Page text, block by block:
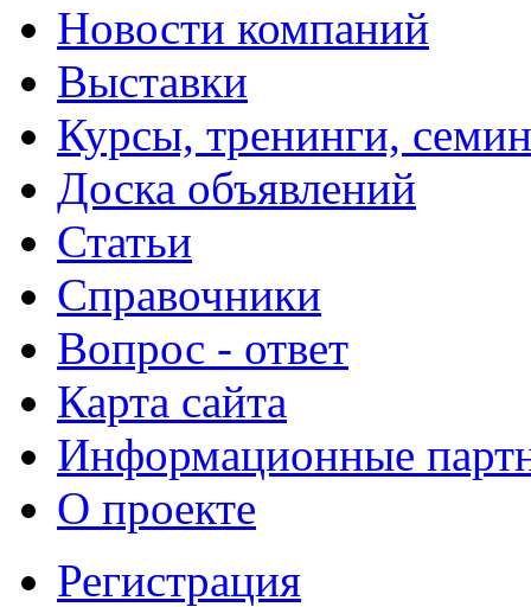
Новости компаний
Выставки
Курсы, тренинги,
Доска объявлений
Статьи
Справочники
Вопрос - ответ
Карта сайта
Информационные
О проекте
Регистрация